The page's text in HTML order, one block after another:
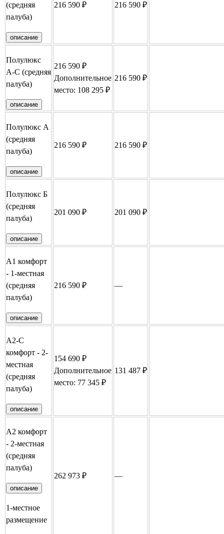
(средняя
палуба)
описание
216 590 ₽ 216 590 ₽
Полулюкс
А-С (средняя
палуба)
описание
216 590 ₽
Дополнительное
место: 108 295 ₽
216 590 ₽
Полулюкс А
(средняя
палуба)
описание
216 590 ₽ 216 590 ₽
Полулюкс Б
(средняя
палуба)
описание
201 090 ₽ 201 090 ₽
А1 комфорт
- 1-местная
(средняя
палуба)
описание
216 590 ₽ —
А2-С
комфорт - 2-
местная
(средняя
палуба)
описание
154 690 ₽
Дополнительное
место: 77 345 ₽
131 487 ₽
А2 комфорт
- 2-местная
(средняя
палуба)
описание
1-местное
размещение
262 973 ₽ —